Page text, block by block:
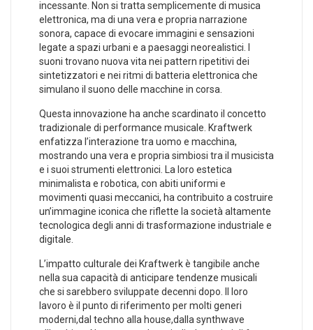
incessante.‌ Non si tratta semplicemente di ⁣musica
‍elettronica, ma di una vera e propria narrazione
sonora, capace di evocare immagini e sensazioni
legate a spazi urbani e a paesaggi neorealistici. I
suoni trovano nuova vita⁤ nei pattern ripetitivi dei
sintetizzatori e nei ritmi di batteria elettronica che
simulano il suono delle macchine in corsa.
Questa innovazione ha anche scardinato il concetto
tradizionale di performance musicale. Kraftwerk
enfatizza l’interazione tra uomo e macchina,
mostrando una vera e propria simbiosi tra il musicista​
e i suoi strumenti elettronici.‍ La loro estetica
minimalista e robotica, con abiti​ uniformi e
movimenti‌ quasi meccanici, ha contribuito a costruire
un’immagine iconica che ⁤riflette la⁤ società altamente
tecnologica degli anni di trasformazione industriale e
digitale.
L’impatto culturale dei Kraftwerk è tangibile anche
nella sua capacità di anticipare tendenze musicali
⁣che si⁢ sarebbero sviluppate decenni dopo. Il loro
lavoro è il punto di riferimento per molti⁣ generi
moderni,dal techno alla house,dalla synthwave